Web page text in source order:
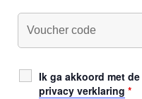
Ik ga akkoord met de
privacy verklaring *